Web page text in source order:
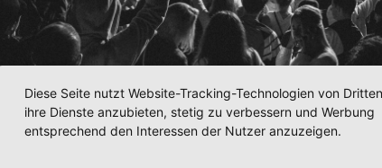
Diese Seite nutzt Website-Tracking-Technologien von
ihre Dienste anzubieten, stetig zu verbessern und Werbung
entsprechend den Interessen der Nutzer anzuzeigen.